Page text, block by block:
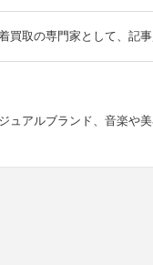
買取の専門家として、記
ュアルブランド、音楽や